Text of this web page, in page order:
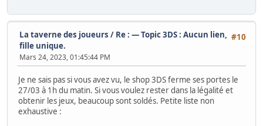
#10
La taverne des joueurs / Re : — Topic 3DS : Aucun lien,
fille unique.
Mars 24, 2023, 01:45:44 PM
Je ne sais pas si vous avez vu, le shop 3DS ferme ses portes le
27/03 à 1h du matin. Si vous voulez rester dans la légalité et
obtenir les jeux, beaucoup sont soldés. Petite liste non
exhaustive :